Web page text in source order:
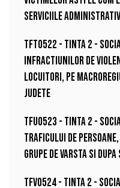
serviciile
TFT0522 - Tinta 2 -
infractiunilor de
locuitori, pe
judete
TFU0523 - Tinta 2 -
traficului de
grupe de varsta si
TFV0524 - Tinta 2 -